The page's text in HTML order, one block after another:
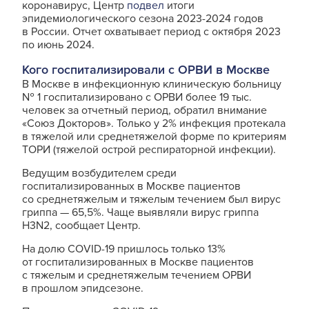
коронавирус, Центр подвел итоги
эпидемиологического сезона 2023-2024 годов
в России. Отчет охватывает период с октября 2023
по июнь 2024.
Кого госпитализировали с ОРВИ в Москве
В Москве в инфекционную клиническую больницу
№ 1 госпитализировано с ОРВИ более 19 тыс.
человек за отчетный период, обратил внимание
«Союз Докторов». Только у 2% инфекция протекала
в тяжелой или среднетяжелой форме по критериям
ТОРИ (тяжелой острой респираторной инфекции).
Ведущим возбудителем среди
госпитализированных в Москве пациентов
со среднетяжелым и тяжелым течением был вирус
гриппа — 65,5%. Чаще выявляли вирус гриппа
H3N2, сообщает Центр.
На долю COVID-19 пришлось только 13%
от госпитализированных в Москве пациентов
с тяжелым и среднетяжелым течением ОРВИ
в прошлом эпидсезоне.